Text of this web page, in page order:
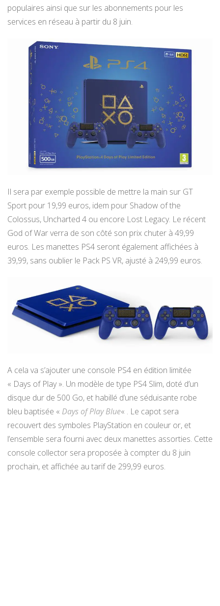
populaires ainsi que sur les abonnements pour les
services en réseau à partir du 8 juin.
Il sera par exemple possible de mettre la main sur GT
Sport pour 19,99 euros, idem pour Shadow of the
Colossus, Uncharted 4 ou encore Lost Legacy. Le récent
God of War verra de son côté son prix chuter à 49,99
euros. Les manettes PS4 seront également affichées à
39,99, sans oublier le Pack PS VR, ajusté à 249,99 euros.
A cela va s’ajouter une console PS4 en édition limitée
« Days of Play ». Un modèle de type PS4 Slim, doté d’un
disque dur de 500 Go, et habillé d’une séduisante robe
bleu baptisée « Days of Play Blue« . Le capot sera
recouvert des symboles PlayStation en couleur or, et
l’ensemble sera fourni avec deux manettes assorties. Cette
console collector sera proposée à compter du 8 juin
prochain, et affichée au tarif de 299,99 euros.